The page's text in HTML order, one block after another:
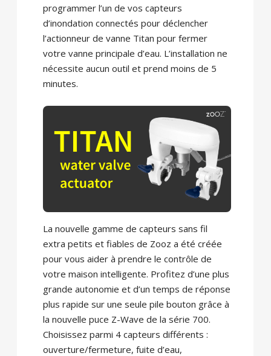
programmer l’un de vos capteurs
d’inondation connectés pour déclencher
l’actionneur de vanne Titan pour fermer
votre vanne principale d’eau. L’installation ne
nécessite aucun outil et prend moins de 5
minutes.
La nouvelle gamme de capteurs sans fil
extra petits et fiables de Zooz a été créée
pour vous aider à prendre le contrôle de
votre maison intelligente. Profitez d’une plus
grande autonomie et d’un temps de réponse
plus rapide sur une seule pile bouton grâce à
la nouvelle puce Z-Wave de la série 700.
Choisissez parmi 4 capteurs différents :
ouverture/fermeture, fuite d’eau,